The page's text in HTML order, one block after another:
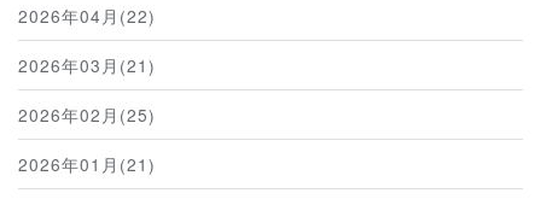
2026年04月(22)
2026年03月(21)
2026年02月(25)
2026年01月(21)